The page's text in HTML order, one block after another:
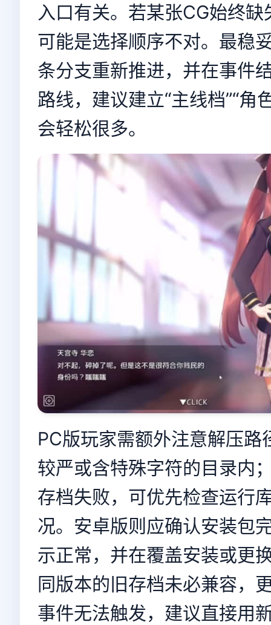
入口有关。若某张CG始终
可能是选择顺序不对。最稳
条分支重新推进，并在事件
路线，建议建立“主线档”“角
会轻松很多。
PC版玩家需额外注意解压
较严或含特殊字符的目录内
存档失败，可优先检查运行
况。安卓版则应确认安装包
示正常，并在覆盖安装或更
同版本的旧存档未必兼容，
事件无法触发，建议直接用